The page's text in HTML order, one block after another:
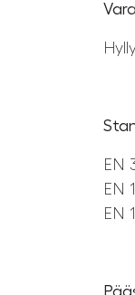
EN
EN
EN